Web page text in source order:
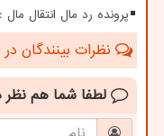
پرونده رد مال انتقال
نظرات بینندگان
لطفا شما هم نظر